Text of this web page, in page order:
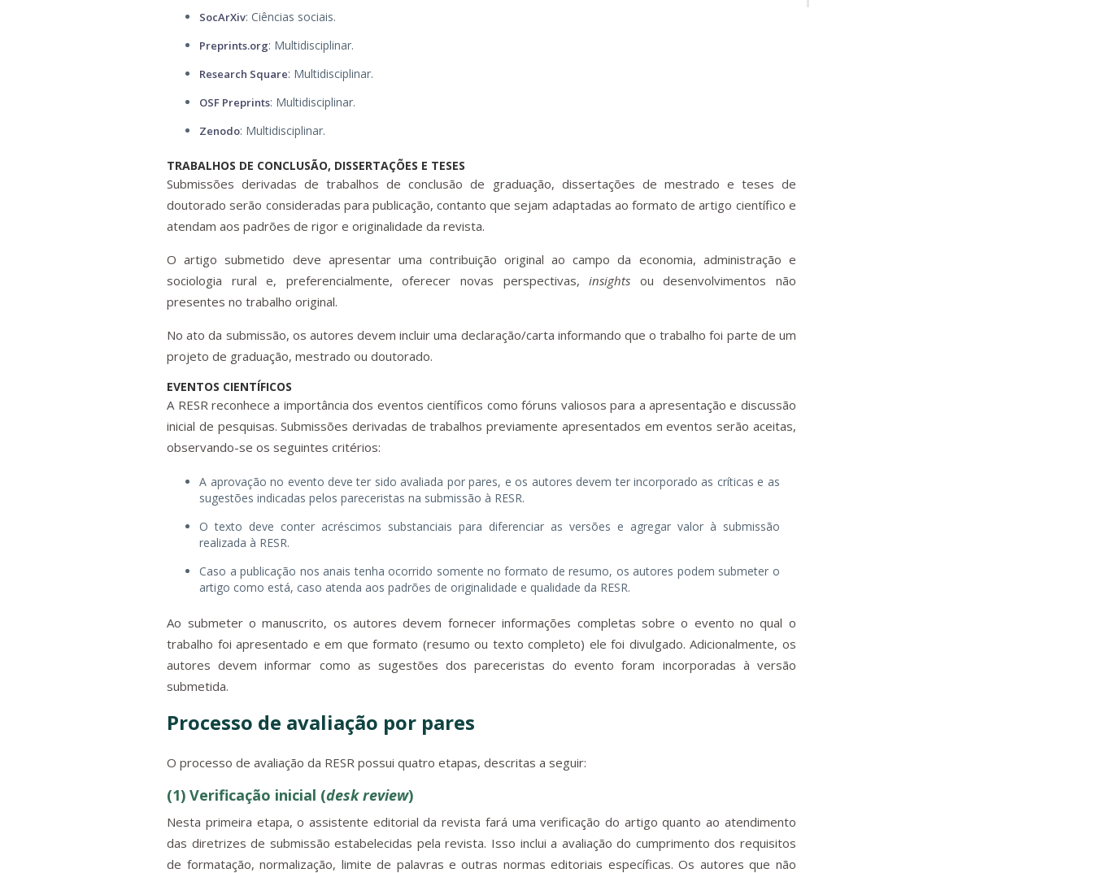
SocArXiv: Ciências sociais.
Preprints.org: Multidisciplinar.
Research Square: Multidisciplinar.
OSF Preprints: Multidisciplinar.
Zenodo: Multidisciplinar.
TRABALHOS DE CONCLUSÃO, DISSERTAÇÕES E TESES
Submissões derivadas de trabalhos de conclusão de graduação, dissertações de mestrado e teses de
doutorado serão consideradas para publicação, contanto que sejam adaptadas ao formato de artigo científico e
atendam aos padrões de rigor e originalidade da revista.
O artigo submetido deve apresentar uma contribuição original ao campo da economia, administração e
sociologia rural e, preferencialmente, oferecer novas perspectivas,insights ou desenvolvimentos não
presentes no trabalho original.
No ato da submissão, os autores devem incluir uma declaração/carta informando que o trabalho foi parte de um
projeto de graduação, mestrado ou doutorado.
EVENTOS CIENTÍFICOS
A RESR reconhece a importância dos eventos científicos como fóruns valiosos para a apresentação e discussão
inicial de pesquisas. Submissões derivadas de trabalhos previamente apresentados em eventos serão aceitas,
observando-se os seguintes critérios:
A aprovação no evento deve ter sido avaliada por pares, e os autores devem ter incorporado as críticas e as
sugestões indicadas pelos pareceristas na submissão à RESR.
O texto deve conter acréscimos substanciais para diferenciar as versões e agregar valor à submissão
realizada à RESR.
Caso a publicação nos anais tenha ocorrido somente no formato de resumo, os autores podem submeter o
artigo como está, caso atenda aos padrões de originalidade e qualidade da RESR.
Ao submeter o manuscrito, os autores devem fornecer informações completas sobre o evento no qual o
trabalho foi apresentado e em que formato (resumo ou texto completo) ele foi divulgado. Adicionalmente, os
autores devem informar como as sugestões dos pareceristas do evento foram incorporadas à versão
submetida.
Processo de avaliação por pares
O processo de avaliação da RESR possui quatro etapas, descritas a seguir:
(1) Verificação inicial (desk review)
Nesta primeira etapa, o assistente editorial da revista fará uma verificação do artigo quanto ao atendimento
das diretrizes de submissão estabelecidas pela revista. Isso inclui a avaliação do cumprimento dos requisitos
de formatação, normalização, limite de palavras e outras normas editoriais específicas. Os autores que não